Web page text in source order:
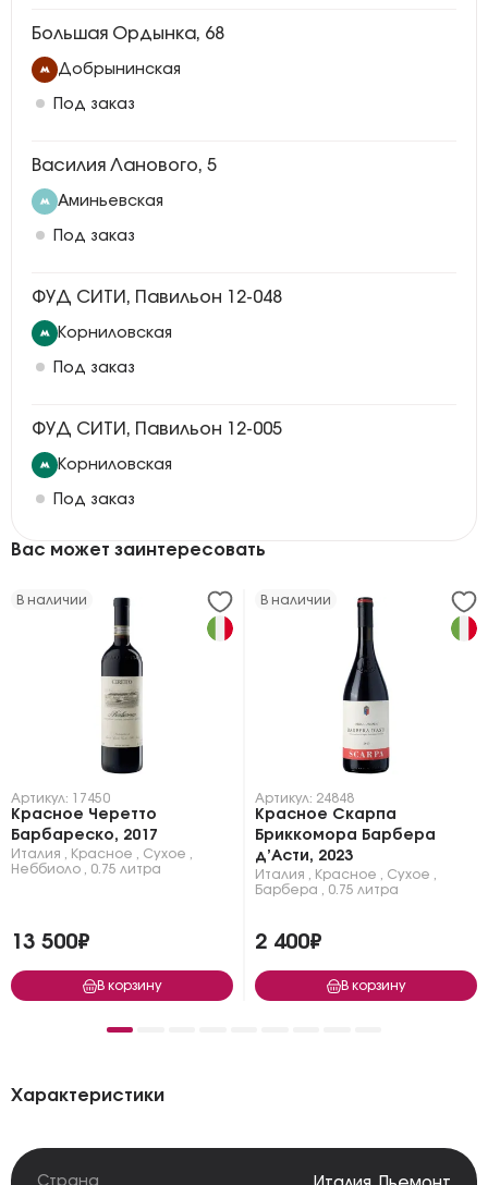
Большая Ордынка, 68
Добрынинская
Под заказ
Василия Ланового, 5
Аминьевская
Под заказ
ФУД СИТИ, Павильон 12-048
Корниловская
Под заказ
ФУД СИТИ, Павильон 12-005
Корниловская
Под заказ
Вас может заинтересовать
В наличии
Артикул: 17450
Красное Черетто
Барбареско, 2017
Италия Красное Сухое
Неббиоло
0.75 литра
13 500₽
В корзину
В наличии
Артикул: 24848
Красное Скарпа
Бриккомора Барбера
д’Асти, 2023
Италия Красное Сухое
Барбера
0.75 литра
2 400₽
В корзину
Характеристики
Страна